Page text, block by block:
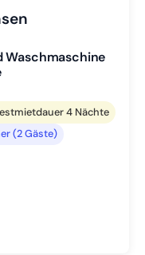
Waschmaschine
4 Nächte
(2 Gäste)